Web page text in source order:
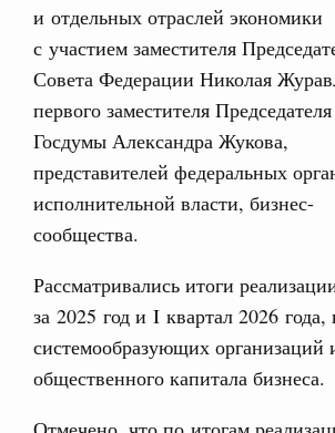
и отдельных отраслей экономики
с участием заместителя
Совета Федерации Николая
первого заместителя Председателя
Госдумы Александра Жукова,
представителей федеральных
исполнительной власти, бизнес-
сообщества.
Рассматривались итоги
за 2025 год и I квартал 2026
системообразующих организаций
общественного капитала бизнеса.
в сфере строительства
поздравил
отмечается профессиональный праздник
Государственная политика в сфере
расширило перечень
от НДФЛ